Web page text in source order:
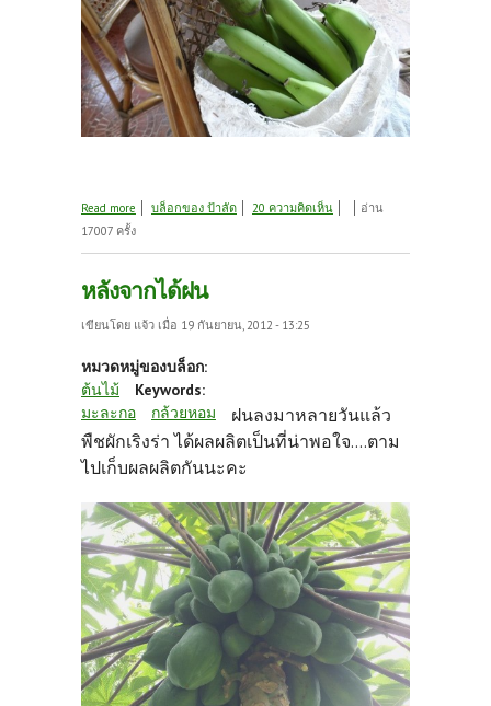
Read more about กล้วยหอม
บล็อกของ ป้าลัด 20 ความคิดเห็น
อ่าน
17007 ครั้ง
หลังจากได้ฝน
เขียนโดย แจ้ว เมื่อ 19 กันยายน, 2012 - 13:25
หมวดหมู่ของบล็อก:
ต้นไม้
Keywords:
มะละกอ
กล้วยหอม
ฝนลงมาหลายวันแล้ว
พืชผักเริงร่า ได้ผลผลิตเป็นที่น่าพอใจ....ตาม
ไปเก็บผลผลิตกันนะคะ